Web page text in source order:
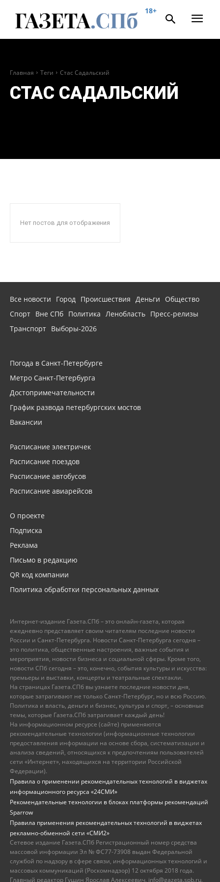
18+
Главная Теги Стас Садальский
СТАС САДАЛЬСКИЙ
Нет постов для отображения
Все новости Город Происшествия Деньги
Общество
Спорт Вне СПб Политика Ленобласть Пресс-релизы
Транспорт Выборы-2026
Погода в Санкт-Петербурге
Метро Санкт-Петербурга
Достопримечательности
График развода петербургских мостов
Вакансии
Расписание электричек
Расписание поездов
Расписание автобусов
Расписание авиарейсов
О проекте
Подписка
Реклама
Письмо в редакцию
QR код компании
Политика обработки персональных данных
Интернет-издание Газета.СПб – это онлайн-газета, которая
ежедневно представляет своим читателям последние новости
России и Санкт-Петербурга. Новости Санкт-Петербурга сегодня –
это политика, общественные настроения, важные события и
мероприятия, новости бизнеса и социальной сферы. Кроме того,
новости СПб сегодня – это, конечно, события культуры и искусства:
премьеры и выставки, концерты и театральные спектакли.
На страницах Газета.СПб вы узнаете последние новости дня,
которые затрагивают не только Санкт-Петербург, но и всю Россию.
Политика и власть, деньги и бизнес, культура и спорт, – основные
темы, которые Газета.СПб затрагивает каждый день!
На информационном ресурсе (сайте) применяются
рекомендательные технологии (информационные технологии
предоставления информации на основе сбора, систематизации и
анализа сведений, относящихся к предпочтениям пользователей
сети «Интернет», находящихся на территории Российской
Федерации).
Правила о применении рекомендательных технологий в виджетах
информационного ресурса «24СМИ»
Рекомендательные технологии в блоках платформы рекомендаций
Sparrow
Правила применения рекомендательных технологий в виджетах
рекламно-обменной сети «СМИ2»
Сетевое издание Газета.СПб Регистрационный номер средства
массовой информации Эл № ФС77-73908 выдан Федеральной
службой по надзору в сфере связи, информационных технологий и
массовых коммуникаций (Роскомнадзор) 12 октября 2018 года.
Главный редактор Гущин Ярослав Алексеевич, info@gazeta.spb.ru,